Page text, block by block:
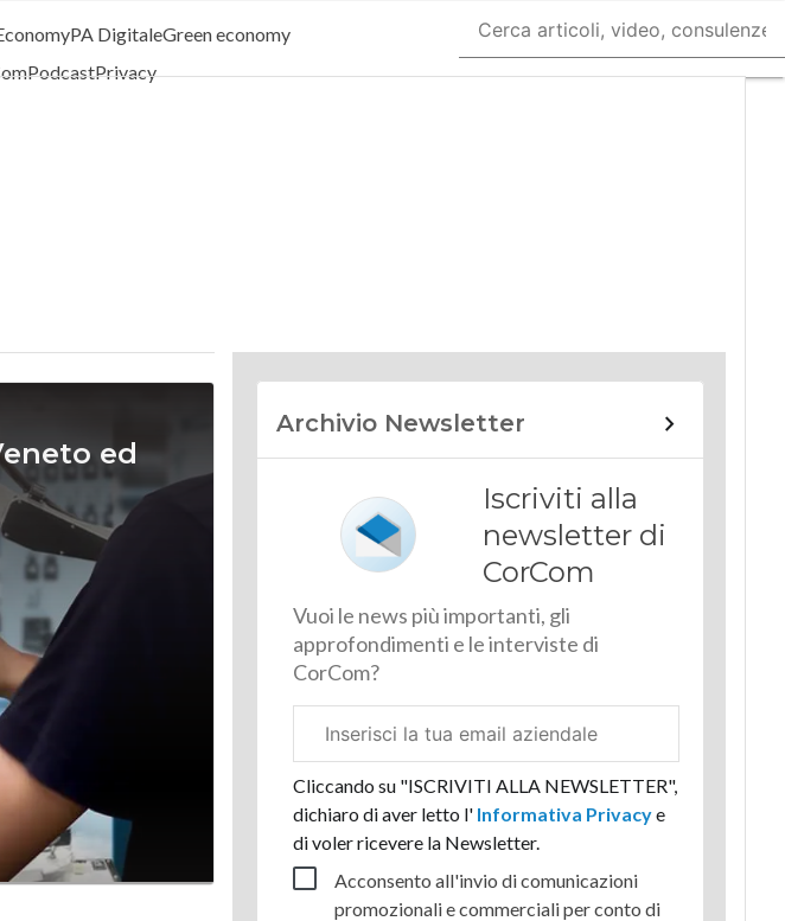
PA DigitaleGreen economy
PodcastPrivacy
ed
Archivio Newsletter
Iscriviti alla
newsletter di
CorCom
Vuoi le news più importanti, gli
approfondimenti e le interviste di
CorCom?
aziendale
Cliccando su "ISCRIVITI ALLA NEWSLETTER",
dichiaro di aver letto l'Informativa Privacye
di voler ricevere la Newsletter.
Acconsento all'invio di comunicazioni
promozionali e commerciali per conto di